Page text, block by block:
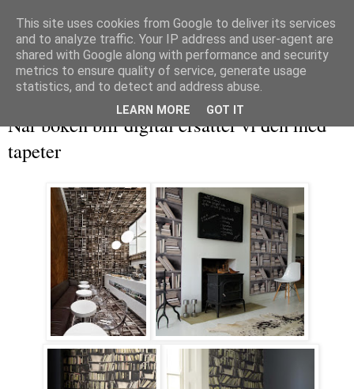
När boken blir digital ersätter vi den med
tapeter
This site uses cookies from Google to deliver its services
and to analyze traffic. Your IP address and user-agent are
shared with Google along with performance and security
metrics to ensure quality of service, generate usage
statistics, and to detect and address abuse.
LEARN MORE GOT IT